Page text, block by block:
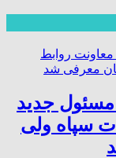
جدید
سپاه ولی